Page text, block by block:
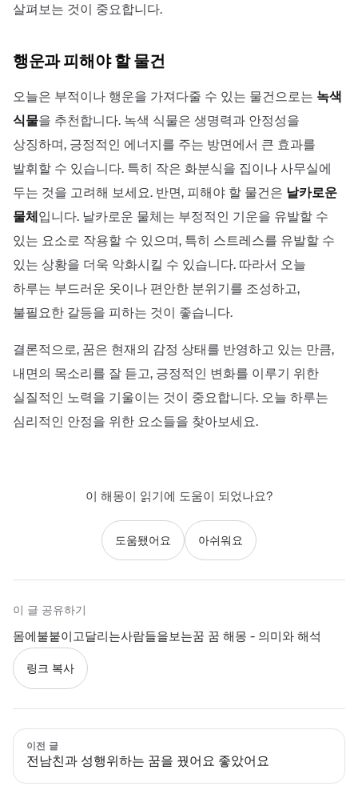
살펴보는 것이 중요합니다.
행운과 피해야 할 물건
오늘은 부적이나 행운을 가져다줄 수 있는 물건으로는 녹색
식물을 추천합니다. 녹색 식물은 생명력과 안정성을
상징하며, 긍정적인 에너지를 주는 방면에서 큰 효과를
발휘할 수 있습니다. 특히 작은 화분식을 집이나 사무실에
두는 것을 고려해 보세요. 반면, 피해야 할 물건은 날카로운
물체입니다. 날카로운 물체는 부정적인 기운을 유발할 수
있는 요소로 작용할 수 있으며, 특히 스트레스를 유발할 수
있는 상황을 더욱 악화시킬 수 있습니다. 따라서 오늘
하루는 부드러운 옷이나 편안한 분위기를 조성하고,
불필요한 갈등을 피하는 것이 좋습니다.
결론적으로, 꿈은 현재의 감정 상태를 반영하고 있는 만큼,
내면의 목소리를 잘 듣고, 긍정적인 변화를 이루기 위한
실질적인 노력을 기울이는 것이 중요합니다. 오늘 하루는
심리적인 안정을 위한 요소들을 찾아보세요.
이 해몽이 읽기에 도움이 되었나요?
도움됐어요 아쉬워요
이 글 공유하기
몸에불붙이고달리는사람들을보는꿈 꿈 해몽 - 의미와 해석
링크 복사
이전 글
전남친과 성행위하는 꿈을 꿨어요 좋았어요